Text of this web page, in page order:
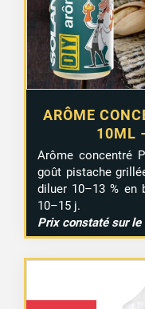
ARÔME
10ML
Arôme concentré
goût pistache
diluer 10–13 % en
10–15 j.
Prix constaté sur le